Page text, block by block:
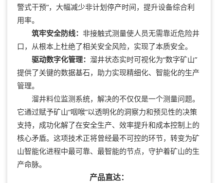
警式干预”，大幅减少非计划停产时间，提升设备综合利
用率。
筑牢安全防线： 非接触式测量使人员无需靠近危险井
口，从根本上杜绝了相关安全风险，实现了本质安全。
驱动数字化管理： 溜井状态实时可视化为“数字矿山”
提供了关键的数据基石，助力实现精细化、智能化的生产
管理。
溜井料位监测系统，解决的不仅仅是一个测量问题。
它通过赋予矿山“咽喉”以透明化的洞察力和预见性的决策
支持，成功化解了在安全生产、效率提升和成本控制上的
核心矛盾。这项技术正将曾经最不可控的环节，转变为矿
山智能化进程中最可靠、最智能的节点，守护着矿山的生
产命脉。
产品直达：